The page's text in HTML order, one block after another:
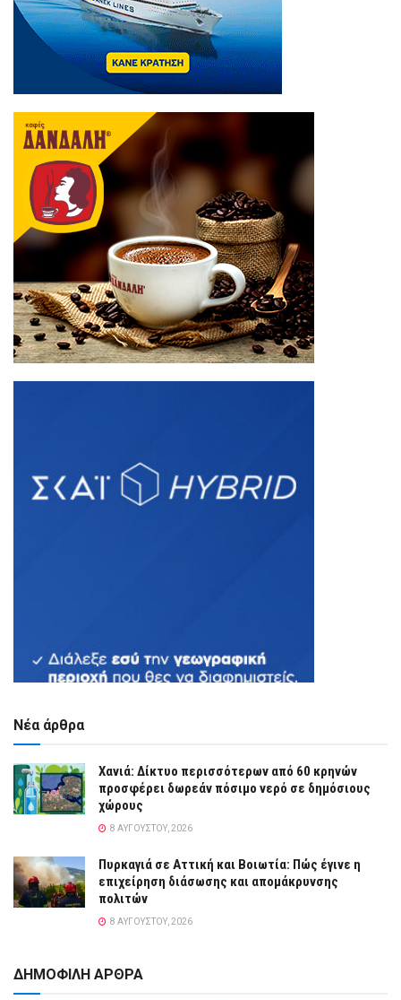
Νέα άρθρα
Χανιά: Δίκτυο περισσότερων από 60 κρηνών
προσφέρει δωρεάν πόσιμο νερό σε δημόσιους
χώρους
8 ΑΥΓΟΎΣΤΟΥ, 2026
Πυρκαγιά σε Αττική και Βοιωτία: Πώς έγινε η
επιχείρηση διάσωσης και απομάκρυνσης
πολιτών
8 ΑΥΓΟΎΣΤΟΥ, 2026
ΔΗΜΟΦΙΛΗ ΑΡΘΡΑ